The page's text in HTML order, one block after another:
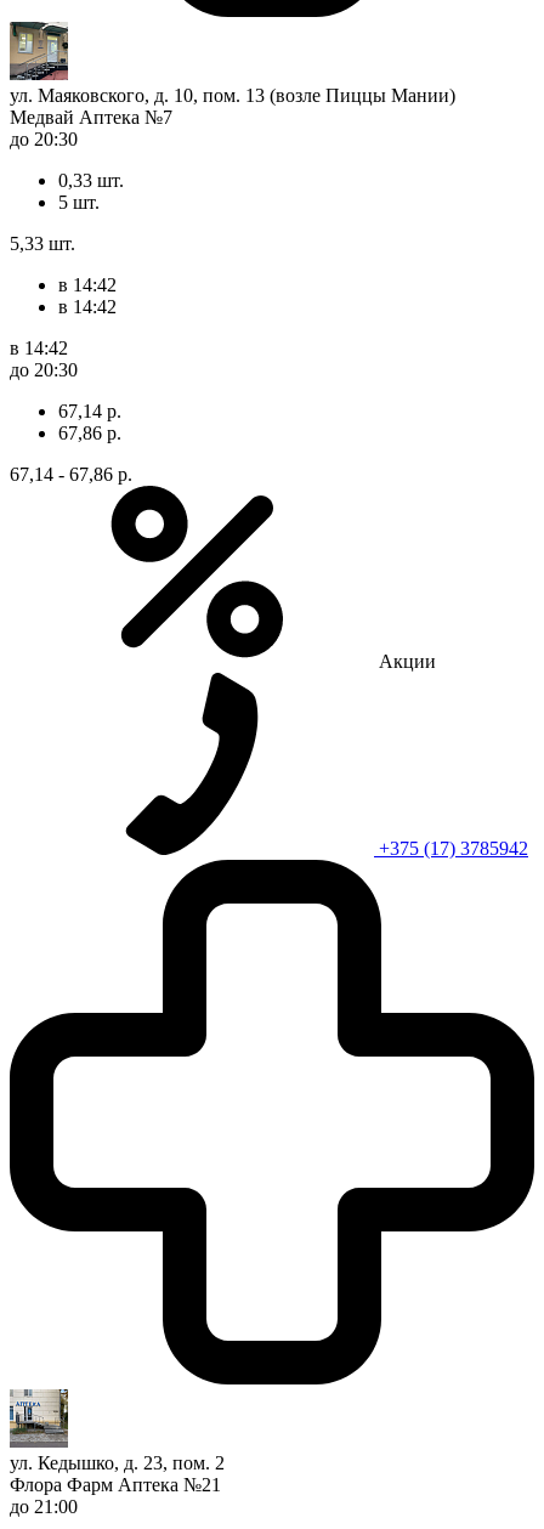
ул. Маяковского, д. 10, пом. 13 (возле Пиццы Мании)
Медвай Аптека №7
до 20:30
0,33 шт.
5 шт.
5,33 шт.
в 14:42
в 14:42
в 14:42
до 20:30
67,14 р.
67,86 р.
67,14 - 67,86 р.
Акции
+375 (17) 3785942
ул. Кедышко, д. 23, пом. 2
Флора Фарм Аптека №21
до 21:00